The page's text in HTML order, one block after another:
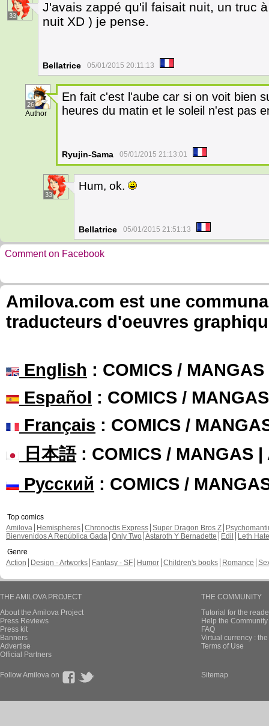
33
J'avais zappé qu'il faisait nuit, un truc
nuit XD ) je pense.
Bellatrice 05/01/2015 20:11:13
26
Author
En fait c'est l'aube car si on voit bien
heures du matin et le soleil n'est pas
Ryujin-Sama 05/01/2015 21:13:01
33
Hum, ok.
Bellatrice 05/01/2015 21:51:13
Comment on Facebook
Amilova.com est une
traducteurs d'oeuvres
English : COMICS /
Español : COMICS /
Français : COMICS /
日本語: COMICS / MANGAS |
Русский : COMICS /
Top comics
Amilova
Hemispheres Chronoctis Express Super Dragon Bros Z
Bienvenidos A República Gada Only Two Astaroth Y Bernadette Edil
Leth Hate
Genre
Action
Design - Artworks Fantasy - SF Humor Children's books Romance
THE AMILOVA PROJECT
About the Amilova Project
Press Reviews
Press kit
Banners
Advertise
Official Partners
THE COMMUNITY
Tutorial for the
Help the
FAQ
Virtual currency :
Terms of Use
Follow Amilova on Sitemap